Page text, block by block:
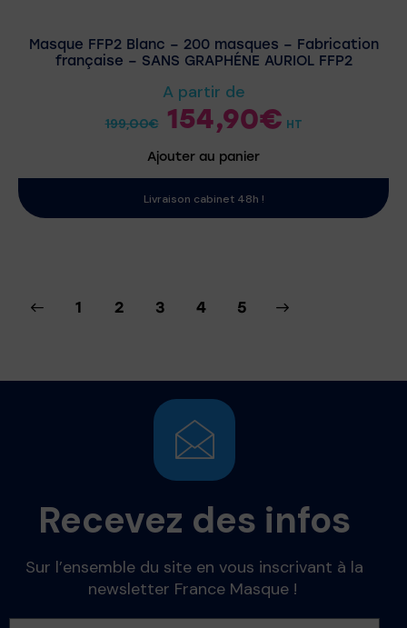
Masque FFP2 Blanc – 200 masques – Fabrication
française – SANS GRAPHÉNE AURIOL FFP2
A partir de
199,00€ 154,90€ HT
Ajouter au panier
Livraison cabinet 48h !
1 2 3 4 5
→
Recevez des infos
Sur l’ensemble du site en vous inscrivant à la
newsletter France Masque !